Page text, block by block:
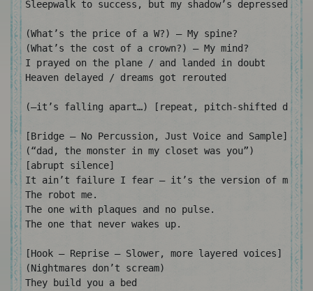
Sleepwalk to success, but my shadow’s depressed
(What’s the price of a W?) — My spine?
(What’s the cost of a crown?) — My mind?
I prayed on the plane / and landed in doubt
Heaven delayed / dreams got rerouted
(—it’s falling apart…) [repeat, pitch-shifted down
[Bridge – No Percussion, Just Voice and Sample]
(“dad, the monster in my closet was you”)
[abrupt silence]
It ain’t failure I fear — it’s the version of me
The robot me.
The one with plaques and no pulse.
The one that never wakes up.
[Hook – Reprise – Slower, more layered voices]
(Nightmares don’t scream)
They build you a bed